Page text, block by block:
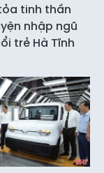
tinh thần
nhập ngũ
trẻ Hà Tĩnh